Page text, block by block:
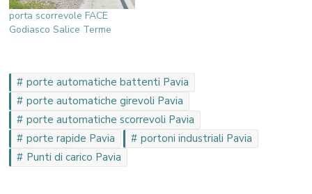
porta scorrevole FACE
Godiasco Salice Terme
porte automatiche battenti Pavia
porte automatiche girevoli Pavia
porte automatiche scorrevoli Pavia
porte rapide Pavia
portoni industriali Pavia
Punti di carico Pavia